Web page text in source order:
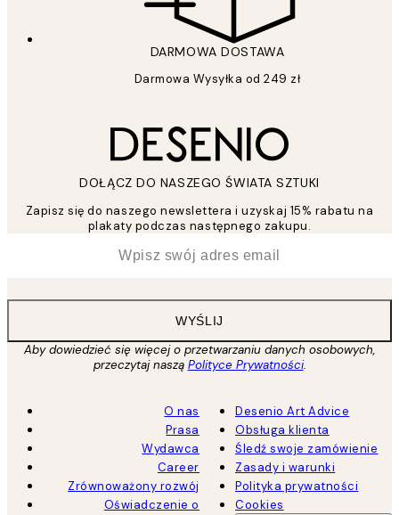
DARMOWA DOSTAWA
Darmowa Wysyłka od 249 zł
DOŁĄCZ DO NASZEGO ŚWIATA SZTUKI
Zapisz się do naszego newslettera i uzyskaj 15% rabatu na
plakaty podczas następnego zakupu.
WYŚLIJ
Aby dowiedzieć się więcej o przetwarzaniu danych osobowych,
przeczytaj naszą Polityce Prywatności.
O nas
Prasa
Wydawca
Career
Zrównoważony rozwój
Oświadczenie o
Desenio Art Advice
Obsługa klienta
Śledź swoje zamówienie
Zasady i warunki
Polityka prywatności
Cookies